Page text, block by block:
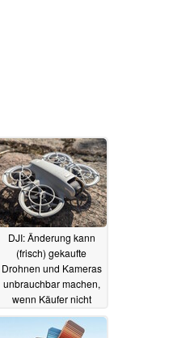
DJI: Änderung kann
(frisch) gekaufte
Drohnen und Kameras
unbrauchbar machen,
wenn Käufer nicht
aufpassen14.06.2025